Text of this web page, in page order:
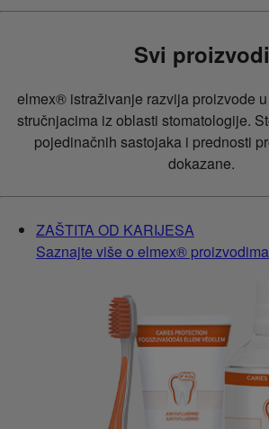
Svi proizvodi
elmex® istraživanje razvija proizvode
stručnjacima iz oblasti stomatologije.
pojedinačnih sastojaka i prednosti
dokazane.
ZAŠTITA OD KARIJESA
Saznajte više o elmex®